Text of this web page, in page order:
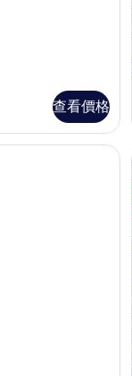
查看價格
羽絨被、客房內保險箱、